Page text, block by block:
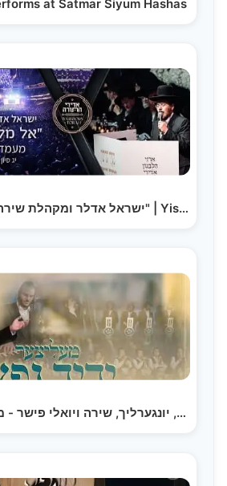
at Satmar Siyum Hashas
ישראל אדלר ומקהלת שירה "אל מלא רחמים" | Yisroel…
ישראל אדלר, יונגערליך, שירה ויואלי פישר - מעליצער ידיד נפש